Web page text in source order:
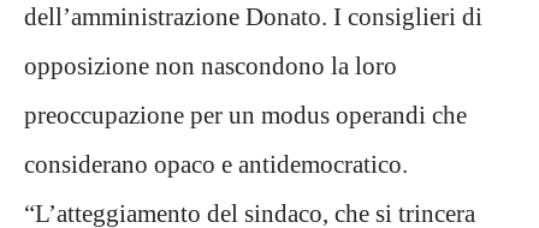
dell’amministrazione Donato. I consiglieri di
opposizione non nascondono la loro
preoccupazione per un modus operandi che
considerano opaco e antidemocratico.
“L’atteggiamento del sindaco, che si trincera